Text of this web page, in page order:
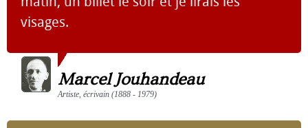
visages.
Marcel Jouhandeau
Artiste, écrivain (1888 - 1979)